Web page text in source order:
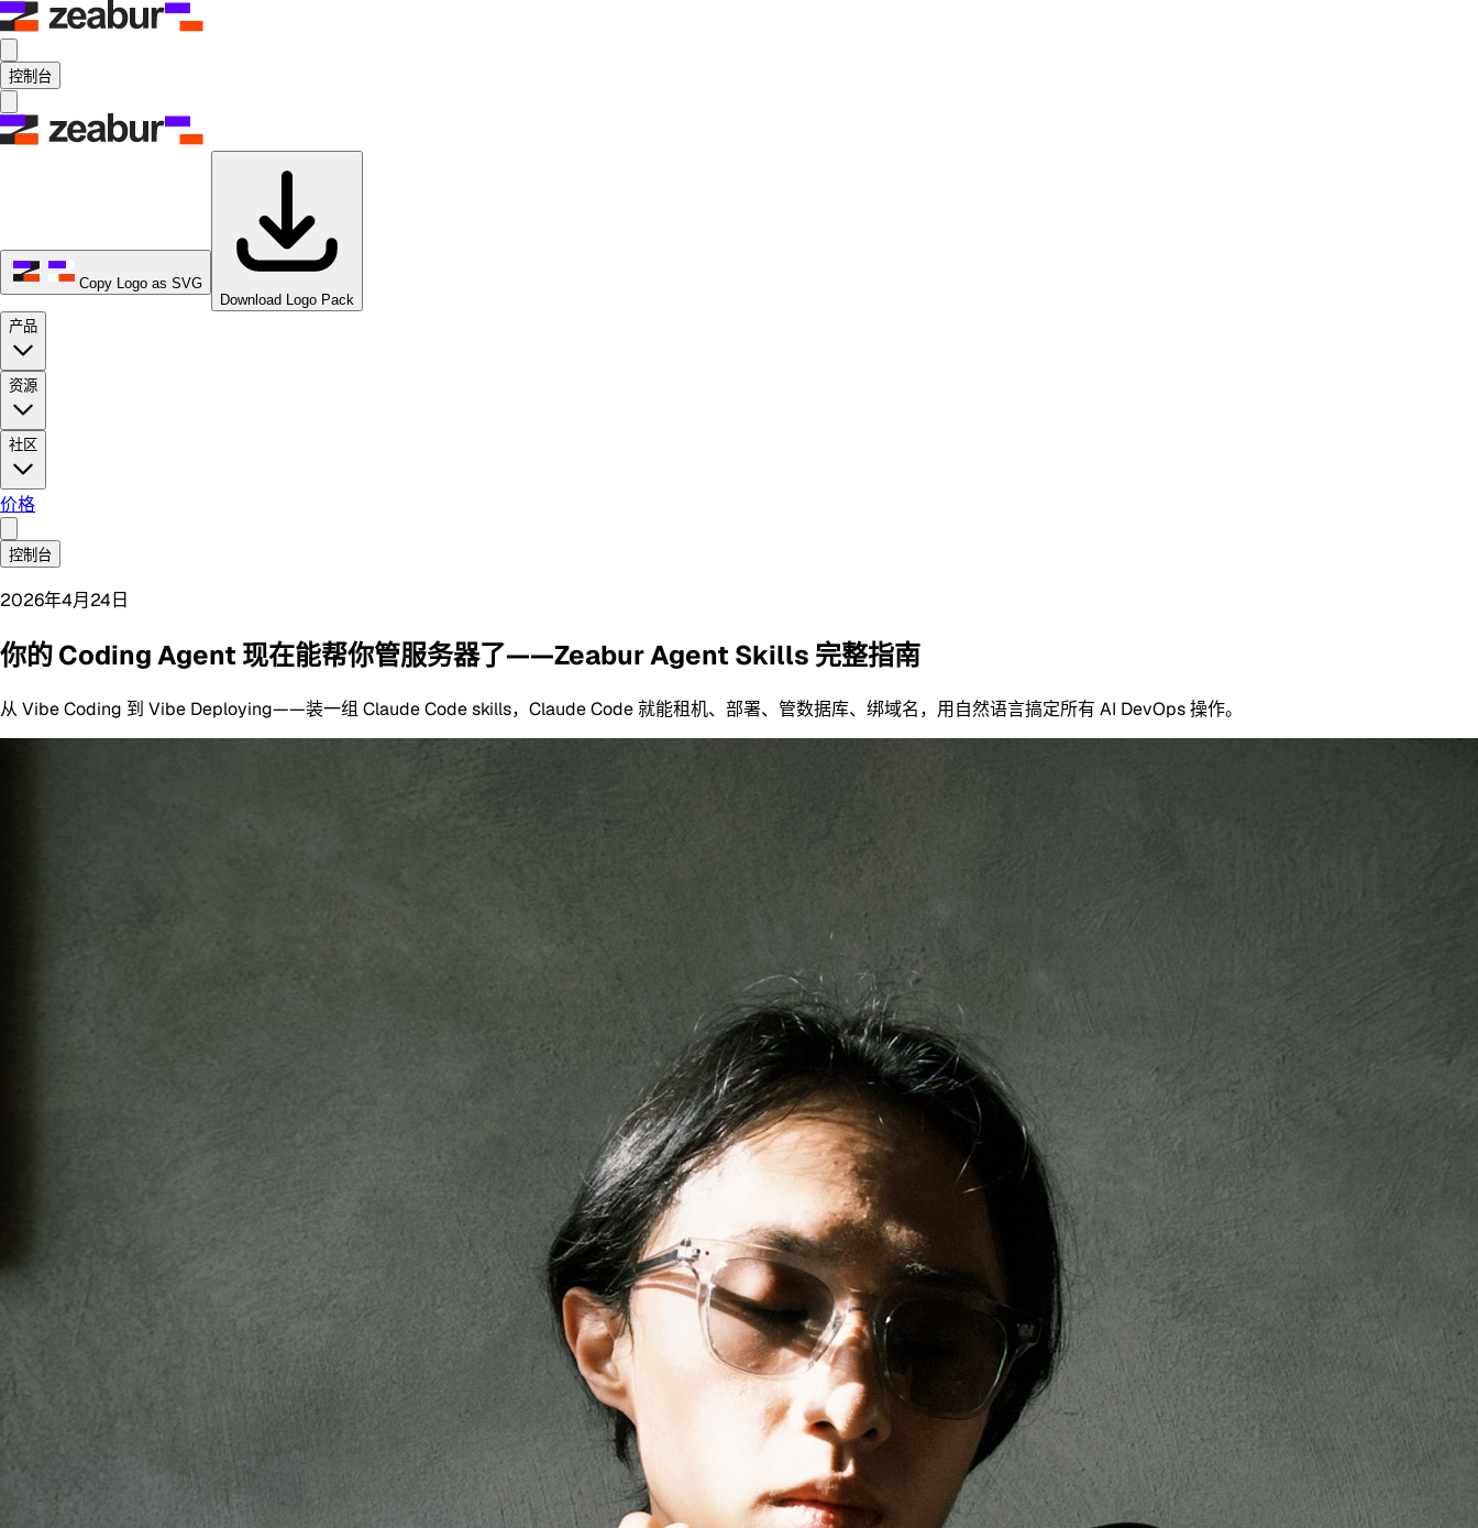
控制台
Copy Logo as SVG
Download Logo Pack
产品
资源
社区
价格
控制台
2026年4月24日
你的 Coding Agent 现在能帮你管服务器了——Zeabur Agent Skills 完整指南
从 Vibe Coding 到 Vibe Deploying——装一组 Claude Code skills，Claude Code 就能租机、部署、管数据库、绑域名，用自然语言搞定所有 AI DevOps 操作。